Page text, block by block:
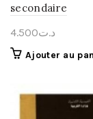
secondaire
د.ت4.500
Ajouter au